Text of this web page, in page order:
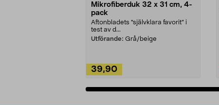
Mikrofiberduk 32 x 31 cm, 4-
pack
Aftonbladets "självklara favorit” i
test av d...
Utförande: Grå/beige
39,90